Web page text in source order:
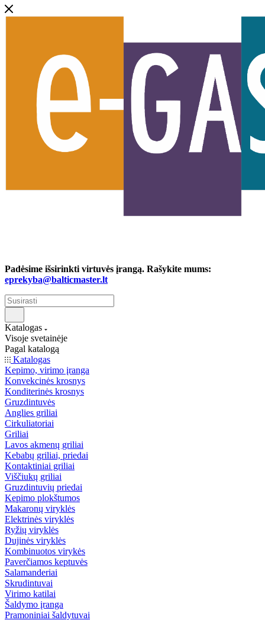
Padėsime išsirinkti virtuvės įrangą. Rašykite mums:
eprekyba@balticmaster.lt
Katalogas
Visoje svetainėje
Pagal katalogą
Katalogas
Kepimo, virimo įranga
Konvekcinės krosnys
Konditerinės krosnys
Gruzdintuvės
Anglies griliai
Cirkuliatoriai
Griliai
Lavos akmenų griliai
Kebabų griliai, priedai
Kontaktiniai griliai
Viščiukų griliai
Gruzdintuvių priedai
Kepimo plokštumos
Makaronų viryklės
Elektrinės viryklės
Ryžių viryklės
Dujinės viryklės
Kombinuotos virykės
Paverčiamos keptuvės
Salamanderiai
Skrudintuvai
Virimo katilai
Šaldymo įranga
Pramoniniai šaldytuvai